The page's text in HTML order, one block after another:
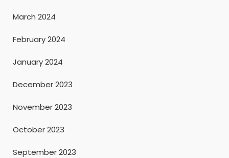
March 2024
February 2024
January 2024
December 2023
November 2023
October 2023
September 2023